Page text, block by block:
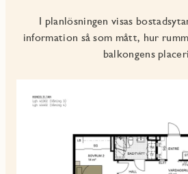
I planlösningen visas
information så som mått, hur
balkongens